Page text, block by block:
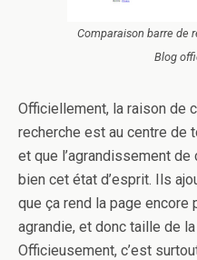
Comparaison barre de
Blog
Officiellement, la raison de
recherche est au centre de
et que l’agrandissement
bien cet état d’esprit. Ils
que ça rend la page
agrandie, et donc taille de
Officieusement, c’est